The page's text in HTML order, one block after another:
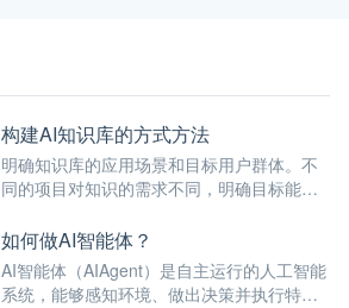
构建AI知识库的方式方法
明确知识库的应用场景和目标用户群体。不
同的项目对知识的需求不同，明确目标能够
如何做AI智能体？
AI智能体（AIAgent）是自主运行的人工智能
系统，能够感知环境、做出决策并执行特定